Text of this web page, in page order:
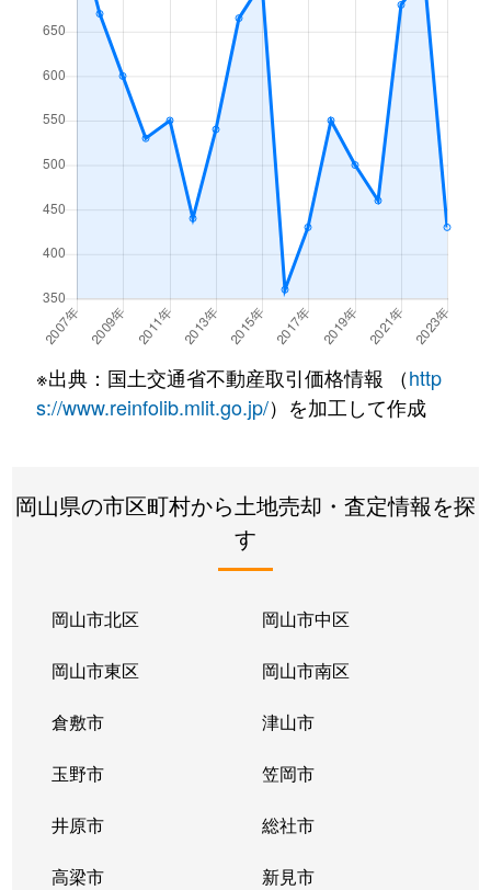
東江原町
860万円 早雲の里荏原
東江原町
730万円 早雲の里荏原
100万円 早雲の里荏原
1万円 早雲の里荏原
徒歩
早雲の里荏原
徒歩
美星町明治
22万円 備中広瀬
徒歩
芳井町上鴫
15万円 井原(岡山)
芳井町川相
2万円 井原(岡山)
※出典：国土交通省不動産取引価格情報 （http
s://www.reinfolib.mlit.go.jp/）を加工して作成
岡山県の市区町村から土地売却・査定情報を探
す
岡山市北区 岡山市中区
岡山市東区 岡山市南区
倉敷市 津山市
玉野市 笠岡市
井原市 総社市
高梁市 新見市